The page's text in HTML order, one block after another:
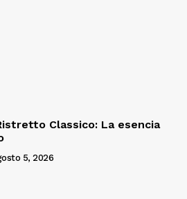
Classico: La esencia
5, 2026